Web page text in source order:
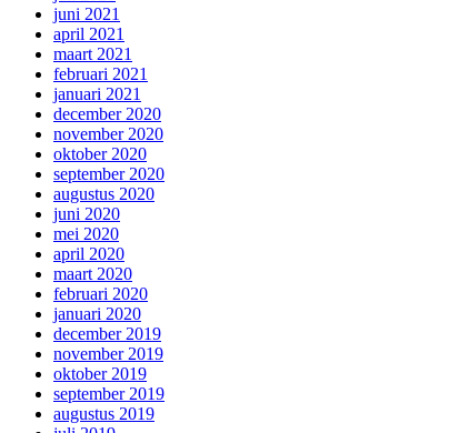
juni 2021
april 2021
maart 2021
februari 2021
januari 2021
december 2020
november 2020
oktober 2020
september 2020
augustus 2020
juni 2020
mei 2020
april 2020
maart 2020
februari 2020
januari 2020
december 2019
november 2019
oktober 2019
september 2019
augustus 2019